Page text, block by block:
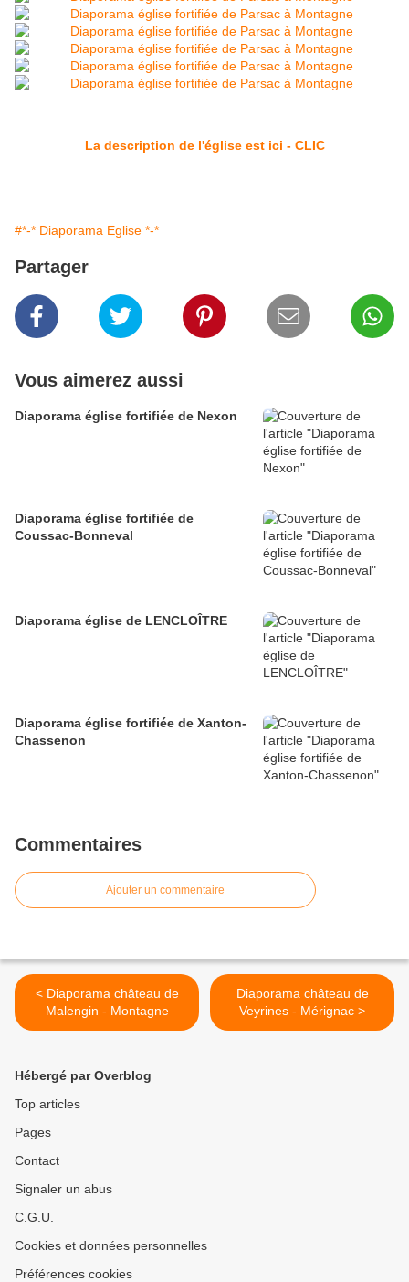
La description de l'église est ici - CLIC
#*-* Diaporama Eglise *-*
Partager
Vous aimerez aussi
Diaporama église fortifiée de Nexon
Diaporama église fortifiée de
Coussac-Bonneval
Diaporama église de LENCLOÎTRE
Diaporama église fortifiée de Xanton-
Chassenon
Commentaires
Ajouter un commentaire
< Diaporama château de
Malengin - Montagne
Diaporama château de
Veyrines - Mérignac >
Hébergé par Overblog
Top articles
Pages
Contact
Signaler un abus
C.G.U.
Cookies et données personnelles
Préférences cookies